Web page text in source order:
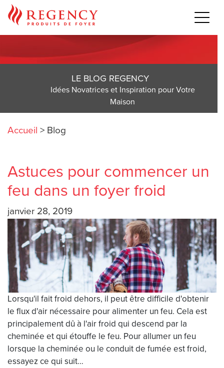
LE BLOG REGENCY
Idées Novatrices et Inspiration pour Votre
Maison
Accueil > Blog
Astuces pour commencer un
feu dans un foyer froid
janvier 28, 2019
Lorsqu'il fait froid dehors, il peut être difficile d'obtenir
le flux d'air nécessaire pour alimenter un feu. Cela est
principalement dû à l'air froid qui descend par la
cheminée et qui étouffe le feu. Pour allumer un feu
lorsque la cheminée ou le conduit de fumée est froid,
essayez ce qui suit…